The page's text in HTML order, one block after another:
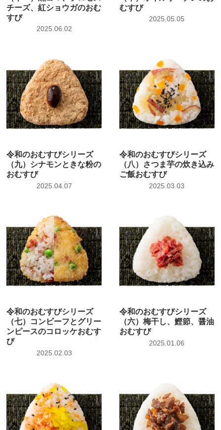
チーズ、紅ショウガのおむ
すび
2025.06.02
むすび
2025.05.05
令和のおむすびシリーズ
（九）シナモンときな粉の
おむすび
2025.04.07
令和のおむすびシリーズ
（八）さつま芋の炊き込み
ご飯おむすび
2025.03.03
令和のおむすびシリーズ
（七）コンビーフとグリー
ンピースのコロッケおむす
び
2025.02.03
令和のおむすびシリーズ
（六）梅干し、鰹節、醤油
おむすび
2025.01.06